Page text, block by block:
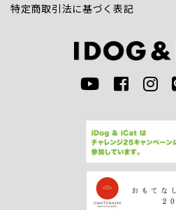
特定商取引法に基づく表記